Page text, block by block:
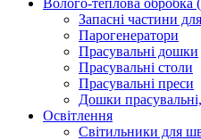
Запасні частини
Парогенератори
Прасувальні дошки
Прасувальні столи
Прасувальні преси
Дошки
Освітлення
Світильники для